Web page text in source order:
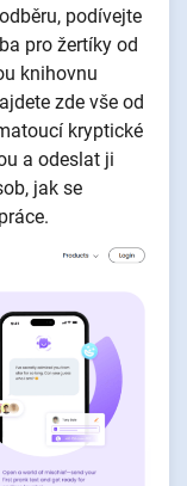
podívejte
pro žertíky od
knihovnu
zde vše od
kryptické
a odeslat ji
jak se